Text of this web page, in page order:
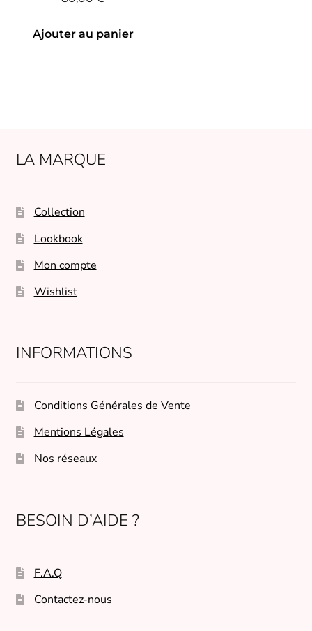
Ajouter au panier
LA MARQUE
Collection
Lookbook
Mon compte
Wishlist
INFORMATIONS
Conditions Générales de Vente
Mentions Légales
Nos réseaux
BESOIN D’AIDE ?
F.A.Q
Contactez-nous